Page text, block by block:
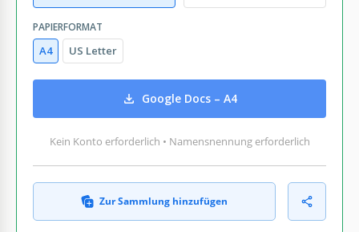
PAPIERFORMAT
A4 US Letter
Google Docs – A4
Kein Konto erforderlich • Namensnennung erforderlich
Zur Sammlung hinzufügen